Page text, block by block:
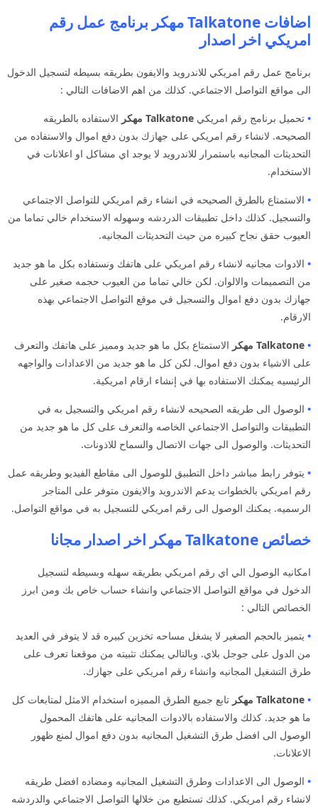
اضافات Talkatone مهكر برنامج عمل رقم
امريكي اخر اصدار
برنامج عمل رقم امريكي للاندرويد والايفون بطريقه بسيطه لتسجيل الدخول
الى مواقع التواصل الاجتماعي. كذلك من اهم الاضافات التالي :
• تحميل برنامج رقم امريكي Talkatone مهكر
الاستفاده بالطريقه
الصحيحه. لانشاء رقم امريكي على جهازك بدون دفع اموال والاستفاده من
التحديثات المجانيه باستمرار للاندرويد لا يوجد اي مشاكل او اعلانات في
الاستخدام.
• الاستمتاع بالطرق الصحيحه في انشاء رقم امريكي للتواصل الاجتماعي
والتسجيل. كذلك داخل تطبيقات الدردشه وسهوله الاستخدام خالي تماما من
العيوب حقق نجاح كبيره من حيث التحديثات المجانيه.
• الادوات مجانيه لانشاء رقم امريكي على هاتفك ونستفاده بكل ما هو جديد
من التصميمات والالوان. لكن خالي تماما من العيوب حجمه صغير على
جهازك بدون دفع اموال والتسجيل في موقع التواصل الاجتماعي بهذه
الارقام.
•
Talkatone مهكر الاستمتاع بكل ما هو جديد ومميز على هاتفك والتعرف
على الاشياء بدون دفع اموال. لكن كل ما هو جديد من الاعدادات والواجهه
الرئيسيه يمكنك الاستفاده بها في إنشاء ارقام امريكية.
• الوصول الى طريقه الصحيحه لانشاء رقم امريكي والتسجيل به في
التطبيقات والتواصل الاجتماعي الخاصه والتعرف على كل ما هو جديد من
التحديثات. والوصول الى جهات الاتصال والسماح للاذونات.
• يتوفر رابط مباشر داخل التطبيق للوصول الى مقاطع الفيديو وطريقه عمل
رقم امريكي بالخطوات يدعم الاندرويد والايفون متوفر على المتاجر
الرسميه. يمكنك الوصول الى رقم امريكي للتسجيل به في مواقع التواصل.
خصائص Talkatone مهكر اخر اصدار مجانا
امكانيه الوصول الي اي رقم امريكي بطريقه سهله وبسيطه لتسجيل
الدخول في مواقع التواصل الاجتماعي وانشاء حساب خاص بك ومن ابرز
الخصائص التالي :
• يتميز بالحجم الصغير لا يشغل مساحه تخزين كبيره قد لا يتوفر في العديد
من الدول على جوجل بلاي. وبالتالي يمكنك تثبيته من موقعنا تعرف على
طرق التشغيل المجانيه وانشاء رقم امريكي على جهازك.
• Talkatone مهكر
تابع جميع الطرق المميزه استخدام الامثل لمتابعات كل
ما هو جديد. كذلك والاستفاده بالادوات المجانيه على هاتفك المحمول
الوصول الى افضل طرق التشغيل المجانيه بدون دفع اموال لمنع ظهور
الاعلانات.
• الوصول الى الاعدادات وطرق التشغيل المجانيه ومضاده افضل طريقه
لانشاء رقم امريكي. كذلك تستطيع من خلالها التواصل الاجتماعي والدردشه